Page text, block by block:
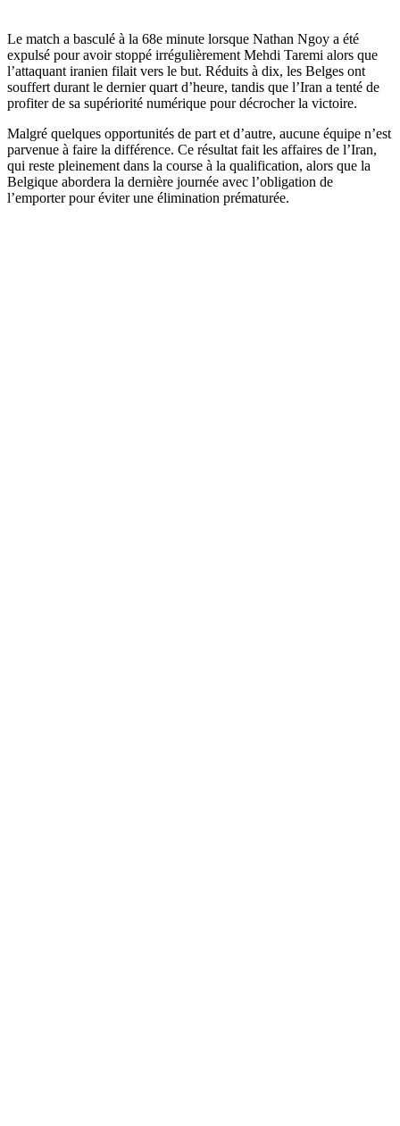
Le match a basculé à la 68e minute lorsque Nathan Ngoy a été
expulsé pour avoir stoppé irrégulièrement Mehdi Taremi alors que
l’attaquant iranien filait vers le but. Réduits à dix, les Belges ont
souffert durant le dernier quart d’heure, tandis que l’Iran a tenté de
profiter de sa supériorité numérique pour décrocher la victoire.
Malgré quelques opportunités de part et d’autre, aucune équipe n’est
parvenue à faire la différence. Ce résultat fait les affaires de l’Iran,
qui reste pleinement dans la course à la qualification, alors que la
Belgique abordera la dernière journée avec l’obligation de
l’emporter pour éviter une élimination prématurée.